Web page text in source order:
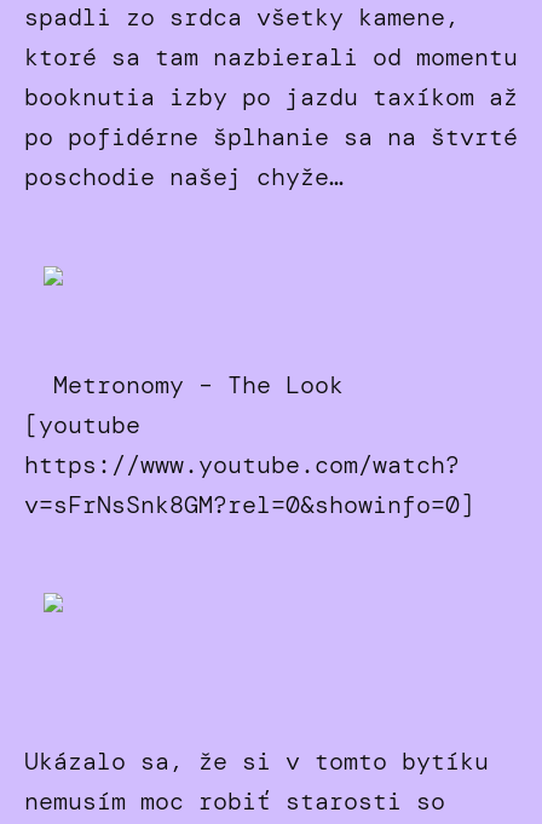
spadli zo srdca všetky kamene,
ktoré sa tam nazbierali od momentu
booknutia izby po jazdu taxíkom až
po pofidérne šplhanie sa na štvrté
poschodie našej chyže…
Metronomy – The Look
[youtube
https://www.youtube.com/watch?
v=sFrNsSnk8GM?rel=0&showinfo=0]
Ukázalo sa, že si v tomto bytíku
nemusím moc robiť starosti so